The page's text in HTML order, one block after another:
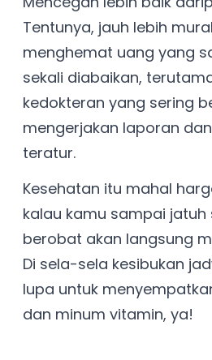
Tentunya, jauh lebih
menghemat uang yang
sekali diabaikan,
kedokteran yang sering
mengerjakan laporan
teratur.
Kesehatan itu mahal
kalau kamu sampai jatuh
berobat akan langsung
Di sela-sela kesibukan
lupa untuk
dan minum vitamin, ya!